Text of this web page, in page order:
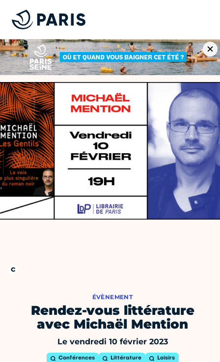
ÉVÈNEMENT
Rendez-vous littérature
avec Michaël Mention
Le vendredi 10 février 2023
Conférences Littérature Loisirs